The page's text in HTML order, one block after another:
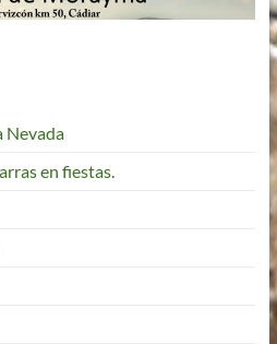
Nevada
en fiestas.